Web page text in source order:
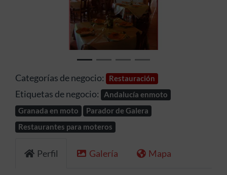
Categorías de negocio: Restauración
Etiquetas de negocio:
Andalucía enmoto
Granada en moto
Parador de Galera
Restaurantes para moteros
Perfil Galería Mapa